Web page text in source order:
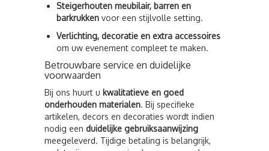
Steigerhouten meubilair, barren en
barkrukken voor een stijlvolle setting.
Verlichting, decoratie en extra accessoires
om uw evenement compleet te maken.
Betrouwbare service en duidelijke
voorwaarden
Bij ons huurt u kwalitatieve en goed
onderhouden materialen. Bij specifieke
artikelen, decors en decoraties wordt indien
nodig een duidelijke gebruiksaanwijzing
meegeleverd. Tijdige betaling is belangrijk,